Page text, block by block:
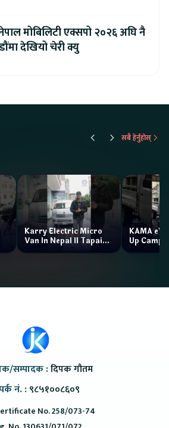
मोबिलिटी एक्सपो २०२६ अघि नै
देखियो चेरी क्यु
सबै हेर्नुहोस्
Karry Electric Micro
Van In Nepal II Tapaiko
Bazar II Jankari
KAMA eV
Up Camp
सम्पादक :दिपक गौतम
नं. : ९८५१००८६०९
No. 258/073-74